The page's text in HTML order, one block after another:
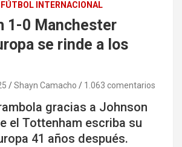
FÚTBOL INTERNACIONAL
1-0 Manchester
se rinde a los
Shayn Camacho 1.063 comentarios
gracias a Johnson
el Tottenham escriba su
41 años después.